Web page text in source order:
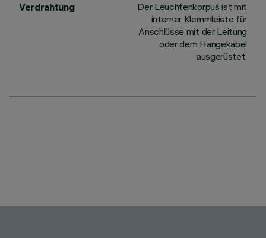
Verdrahtung
Der Leuchtenkorpus ist mit
interner Klemmleiste für
Anschlüsse mit der Leitung
oder dem Hängekabel
ausgerüstet.